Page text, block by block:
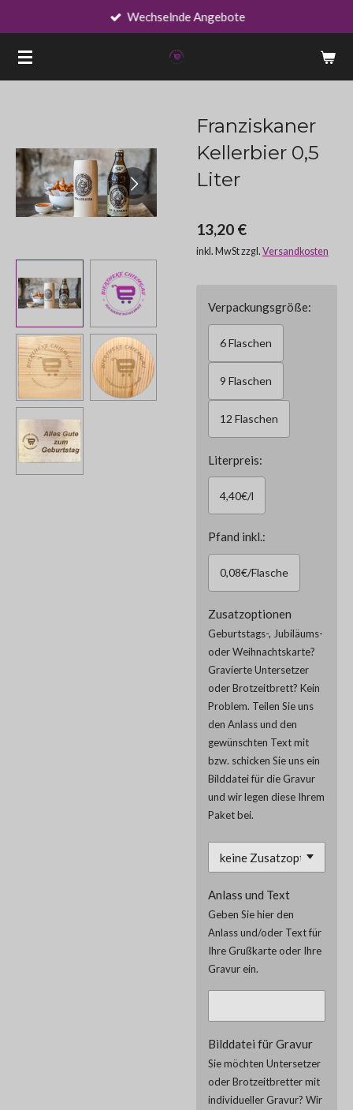
springen
Wechselnde Angebote
Franziskaner
Kellerbier 0,5
Liter
13,20 €
inkl. MwSt zzgl. Versandkosten
Verpackungsgröße:
6 Flaschen
9 Flaschen
12 Flaschen
Literpreis:
4,40€/l
Pfand inkl.:
0,08€/Flasche
Zusatzoptionen
Geburtstags-, Jubiläums-
oder Weihnachtskarte?
Gravierte Untersetzer
oder Brotzeitbrett? Kein
Problem. Teilen Sie uns
den Anlass und den
gewünschten Text mit
bzw. schicken Sie uns ein
Bilddatei für die Gravur
und wir legen diese Ihrem
Paket bei.
Anlass und Text
Geben Sie hier den
Anlass und/oder Text für
Ihre Grußkarte oder Ihre
Gravur ein.
Bilddatei für Gravur
Sie möchten Untersetzer
oder Brotzeitbretter mit
individueller Gravur? Wir